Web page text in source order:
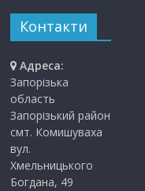
Контакти
Адреса:
Запорізька
область
Запорізький район
смт. Комишуваха
вул.
Хмельницького
Богдана, 49